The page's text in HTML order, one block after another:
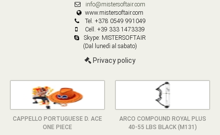
info@mistersoftair.com
www.mistersoftair.com
Tel. +378 0549 991049
Cell. +39 333 1473339
Skype: MISTERSOFTAIR
(Dal lunedì al sabato)
Privacy policy
CAPPELLO PORTUGUESE D. ACE
ONE PIECE
ARCO COMPOUND ROYAL PLUS
40-55 LBS BLACK (M131)